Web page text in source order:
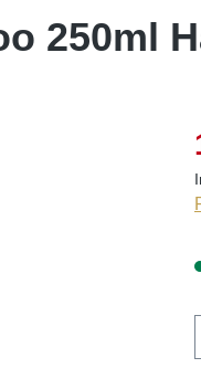
250ml